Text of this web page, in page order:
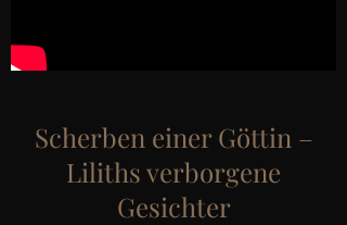
Scherben einer Göttin –
Liliths verborgene
Gesichter